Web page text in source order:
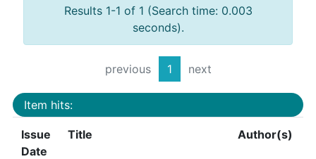
Results 1-1 of 1 (Search time: 0.003
seconds).
previous 1 next
Item hits:
Issue
Date
Title Author(s)